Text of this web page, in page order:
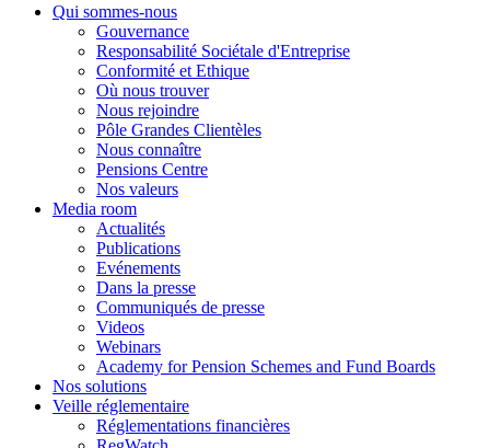
Qui sommes-nous
Gouvernance
Responsabilité Sociétale d'Entreprise
Conformité et Ethique
Où nous trouver
Nous rejoindre
Pôle Grandes Clientèles
Nous connaître
Pensions Centre
Nos valeurs
Media room
Actualités
Publications
Evénements
Dans la presse
Communiqués de presse
Videos
Webinars
Academy for Pension Schemes and Fund Boards
Nos solutions
Veille réglementaire
Réglementations financières